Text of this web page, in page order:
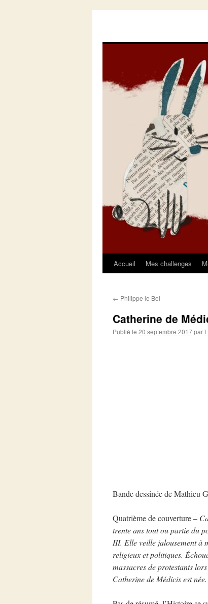
Aller
contenu
Accueil Mes challenges
← Philippe le Bel
Catherine de
Publié le 20 septembre 2017par
Bande dessinée de Mathieu
Quatrième de couverture –
trente ans tout ou partie du
III. Elle veille jalousement à
religieux et politiques.
massacres de protestants
Catherine de Médicis est née.